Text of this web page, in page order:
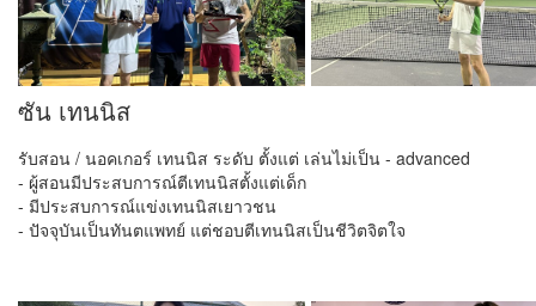
ซัน เทนนิส
รับสอน / นอคเกอร์ เทนนิส ระดับ ตั้งแต่ เล่นไม่เป็น - advanced
- ผู้สอนมีประสบการณ์ตีเทนนิสตั้งแต่เด็ก
- มีประสบการณ์แข่งเทนนิสเยาวชน
- ปัจจุบันเป็นทันตแพทย์ แต่ชอบตีเทนนิสเป็นชีวิตจิตใจ